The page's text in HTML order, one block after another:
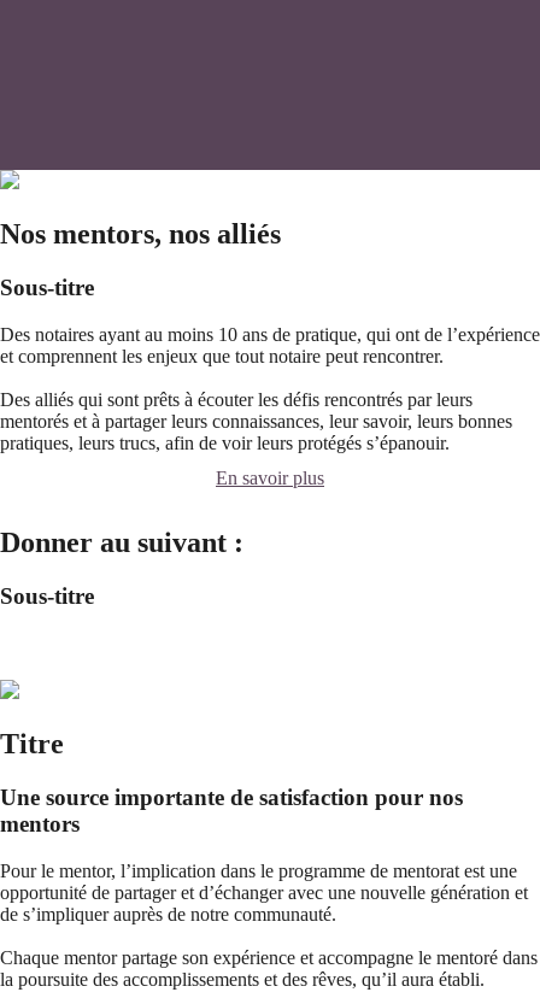
Nos mentors, nos alliés
Sous-titre
Des notaires ayant au moins 10 ans de pratique, qui ont de l’expérience
et comprennent les enjeux que tout notaire peut rencontrer.
Des alliés qui sont prêts à écouter les défis rencontrés par leurs
mentorés et à partager leurs connaissances, leur savoir, leurs bonnes
pratiques, leurs trucs, afin de voir leurs protégés s’épanouir.
En savoir plus
Donner au suivant :
Sous-titre
Titre
Une source importante de satisfaction pour nos
mentors
Pour le mentor, l’implication dans le programme de mentorat est une
opportunité de partager et d’échanger avec une nouvelle génération et
de s’impliquer auprès de notre communauté.
Chaque mentor partage son expérience et accompagne le mentoré dans
la poursuite des accomplissements et des rêves, qu’il aura établi.